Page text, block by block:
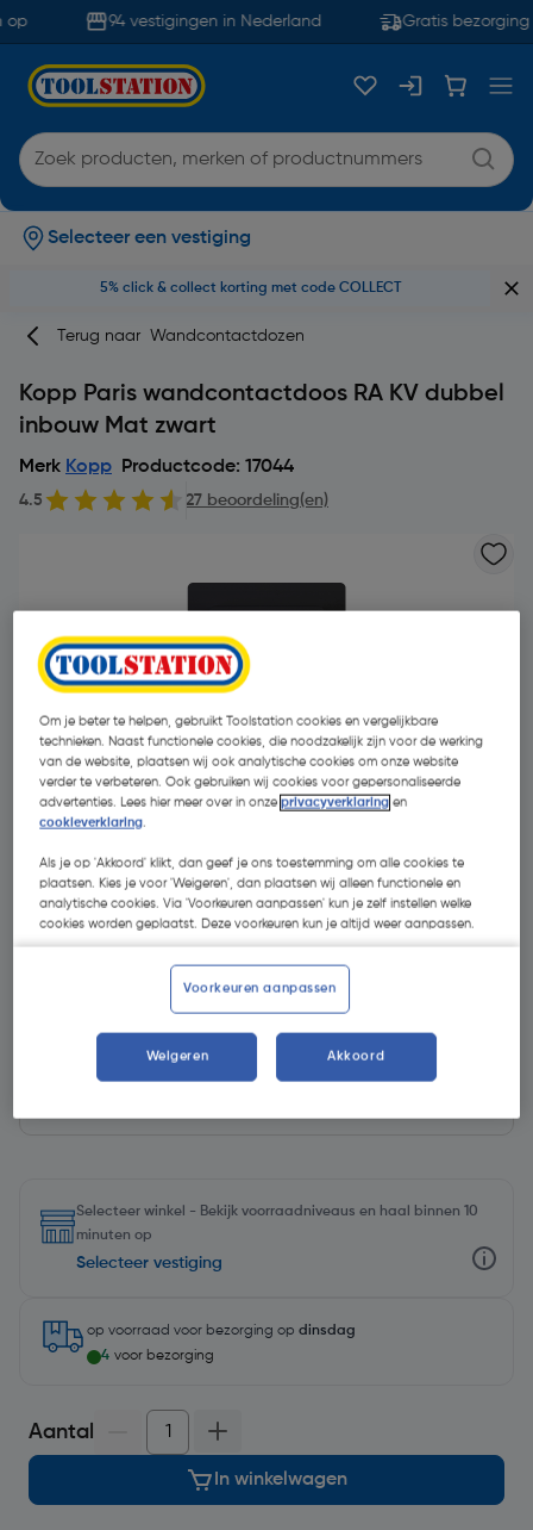
94 vestigingen in Nederland Gratis bezorging
Selecteer een vestiging
5% click & collect korting met code COLLECT
Terug naar Wandcontactdozen
Kopp Paris wandcontactdoos RA KV dubbel
inbouw Mat zwart
Merk Kopp Productcode: 17044
4.5 27 beoordeling(en)
- 20 %
€ 10,85
| Excl. btw € 7,17
Kies productvariant(1)
Selecteer winkel - Bekijk voorraadniveaus en haal binnen 10
minuten op
Selecteer vestiging
op voorraad voor bezorging op dinsdag
4 voor bezorging
Aantal
In winkelwagen
Om je beter te helpen, gebruikt Toolstation cookies en vergelijkbare
technieken. Naast functionele cookies, die noodzakelijk zijn voor de werking
van de website, plaatsen wij ook analytische cookies om onze website
verder te verbeteren. Ook gebruiken wij cookies voor gepersonaliseerde
advertenties. Lees hier meer over in onzeprivacyverklaring en
cookieverklaring.
Als je op 'Akkoord' klikt, dan geef je ons toestemming om alle cookies te
plaatsen. Kies je voor 'Weigeren', dan plaatsen wij alleen functionele en
analytische cookies. Via 'Voorkeuren aanpassen' kun je zelf instellen welke
cookies worden geplaatst. Deze voorkeuren kun je altijd weer aanpassen.
Voorkeuren aanpassen
Weigeren Akkoord